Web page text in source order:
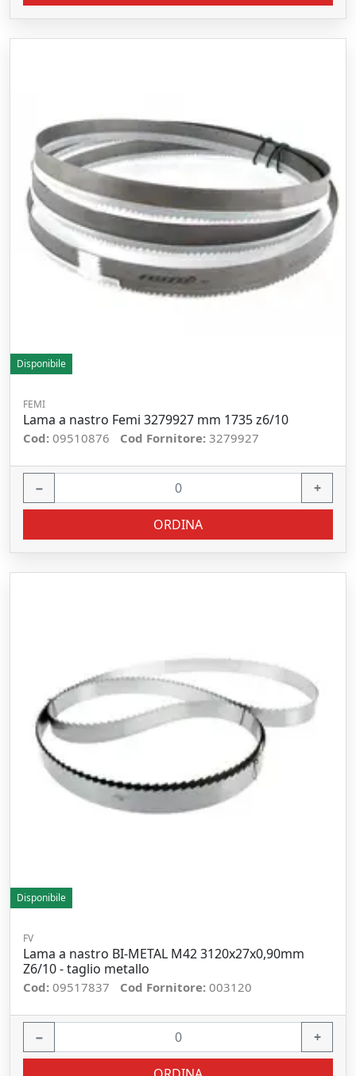
Disponibile
FEMI
Lama a nastro Femi 3279927 mm 1735 z6/10
Cod: 09510876 Cod Fornitore: 3279927
− +
ORDINA
Disponibile
FV
Lama a nastro BI-METAL M42 3120x27x0,90mm
Z6/10 - taglio metallo
Cod: 09517837 Cod Fornitore: 003120
− +